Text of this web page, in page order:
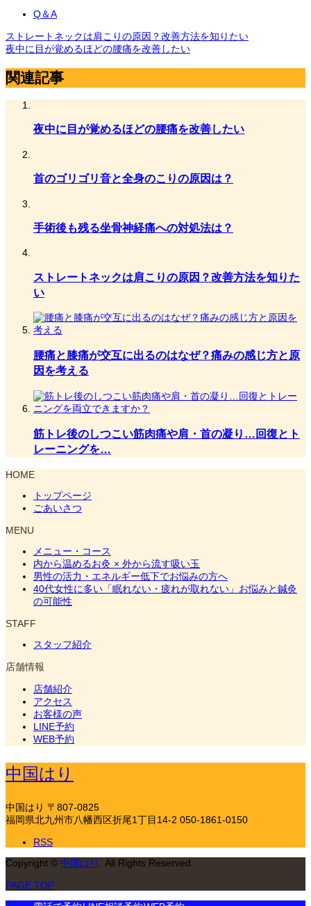
Q＆A
ストレートネックは肩こりの原因？改善方法を知りたい
夜中に目が覚めるほどの腰痛を改善したい
関連記事
夜中に目が覚めるほどの腰痛を改善したい
首のゴリゴリ音と全身のこりの原因は？
手術後も残る坐骨神経痛への対処法は？
ストレートネックは肩こりの原因？改善方法を知りた
い
腰痛と膝痛が交互に出るのはなぜ？痛みの感じ方と原
因を考える
筋トレ後のしつこい筋肉痛や肩・首の凝り…回復とト
レーニングを…
HOME
トップページ
ごあいさつ
MENU
メニュー・コース
内から温めるお灸 × 外から流す吸い玉
男性の活力・エネルギー低下でお悩みの方へ
40代女性に多い「眠れない・疲れが取れない」お悩みと鍼灸
の可能性
STAFF
スタッフ紹介
店舗情報
店舗紹介
アクセス
お客様の声
LINE予約
WEB予約
中国はり
中国はり 〒807-0825
福岡県北九州市八幡西区折尾1丁目14-2 050-1861-0150
RSS
Copyright © 中国はり
. All Rights Reserved.
PAGE TOP